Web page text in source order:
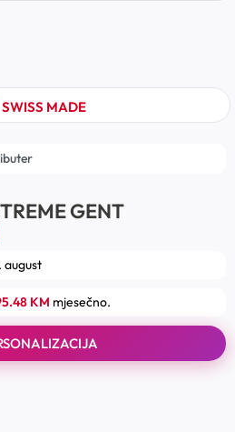
SWISS MADE
GENT
august
KM mjesečno.